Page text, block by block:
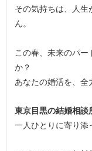
その気持ちは、人
ん。
この春、未来のパ
か？
あなたの婚活を、全
東京目黒の結婚相談
一人ひとりに寄り添